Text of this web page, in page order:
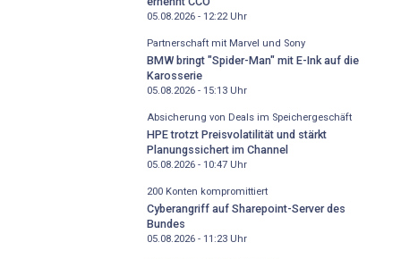
05.08.2026 - 12:22Uhr
Partnerschaft mit Marvel und Sony
BMW bringt "Spider-Man" mit E-Ink auf die
Karosserie
05.08.2026 - 15:13Uhr
Absicherung von Deals im Speichergeschäft
HPE trotzt Preisvolatilität und stärkt
Planungssichert im Channel
05.08.2026 - 10:47Uhr
200 Konten kompromittiert
Cyberangriff auf Sharepoint-Server des
Bundes
05.08.2026 - 11:23Uhr